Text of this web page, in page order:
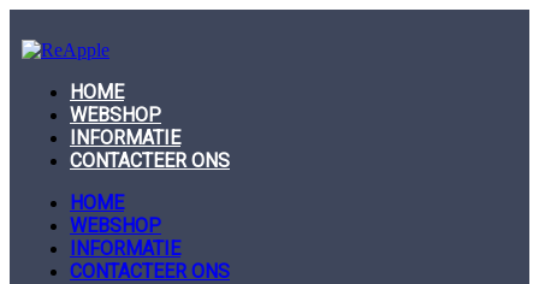
to
content
HOME
WEBSHOP
INFORMATIE
CONTACTEER ONS
HOME
WEBSHOP
INFORMATIE
CONTACTEER ONS